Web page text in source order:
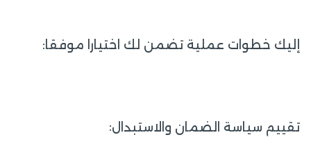
إليك خطوات عملية تضمن لك اختيارا موفقا:
تقييم سياسة الضمان والاستبدال: